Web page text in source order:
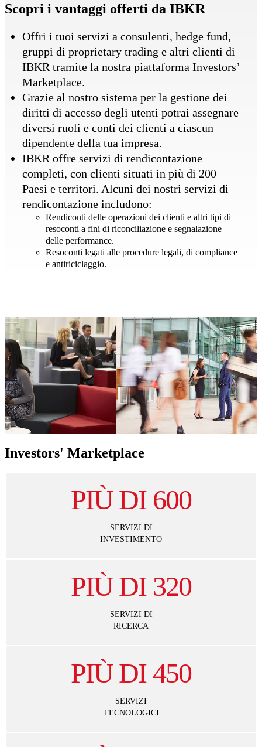
Scopri i vantaggi offerti da IBKR
Offri i tuoi servizi a consulenti, hedge fund,
gruppi di proprietary trading e altri clienti di
IBKR tramite la nostra piattaforma Investors’
Marketplace.
Grazie al nostro sistema per la gestione dei
diritti di accesso degli utenti potrai assegnare
diversi ruoli e conti dei clienti a ciascun
dipendente della tua impresa.
IBKR offre servizi di rendicontazione
completi, con clienti situati in più di 200
Paesi e territori. Alcuni dei nostri servizi di
rendicontazione includono:
Rendiconti delle operazioni dei clienti e altri tipi di
resoconti a fini di riconciliazione e segnalazione
delle performance.
Resoconti legati alle procedure legali, di compliance
e antiriciclaggio.
Investors' Marketplace
PIÙ DI 600
SERVIZI DI
INVESTIMENTO
PIÙ DI 320
SERVIZI DI
RICERCA
PIÙ DI 450
SERVIZI
TECNOLOGICI